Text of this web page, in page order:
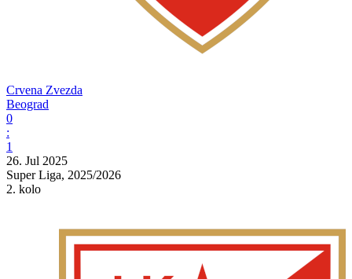
Crvena Zvezda
Beograd
0
:
1
26. Jul 2025
Super Liga, 2025/2026
2. kolo